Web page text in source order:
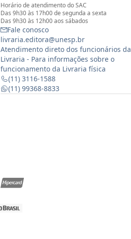
Horário de atendimento do SAC
Das 9h30 às 17h00 de segunda a sexta
Das 9h30 às 12h00 aos sábados
Fale conosco
livraria.editora@unesp.br
Atendimento direto dos funcionários da
Livraria - Para informações sobre o
funcionamento da Livraria física
(11) 3116-1588
(11) 99368-8833